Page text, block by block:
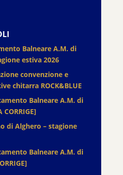
Balneare A.M. di
estiva 2026
convenzione e
chitarra ROCK&BLUE
Balneare A.M. di
CORRIGE]
di Alghero – stagione
Balneare A.M. di